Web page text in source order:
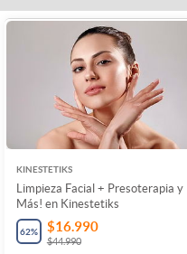
KINESTETIKS
Limpieza Facial + Presoterapia y
Más! en Kinestetiks
62% $16.990
$44.990